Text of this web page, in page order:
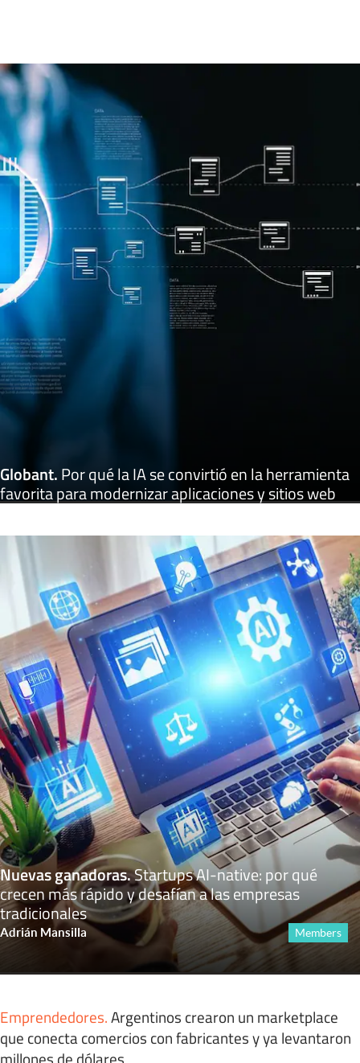
Globant.Por qué la IA se convirtió en la herramienta
favorita para modernizar aplicaciones y sitios web
Nuevas ganadoras.Startups AI-native: por qué
crecen más rápido y desafían a las empresas
tradicionales
Adrián Mansilla Members
Emprendedores.Argentinos crearon un marketplace
que conecta comercios con fabricantes y ya levantaron